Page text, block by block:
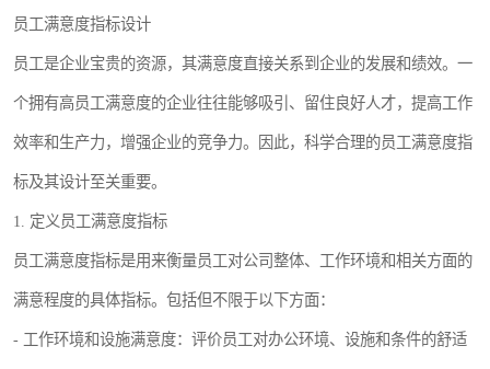
员工满意度指标设计
员工是企业宝贵的资源，其满意度直接关系到企业的发展和绩效。一
个拥有高员工满意度的企业往往能够吸引、留住良好人才，提高工作
效率和生产力，增强企业的竞争力。因此，科学合理的员工满意度指
标及其设计至关重要。
1. 定义员工满意度指标
员工满意度指标是用来衡量员工对公司整体、工作环境和相关方面的
满意程度的具体指标。包括但不限于以下方面：
- 工作环境和设施满意度：评价员工对办公环境、设施和条件的舒适
营商环境满意度
服务满意度调查 汽车行业满意度